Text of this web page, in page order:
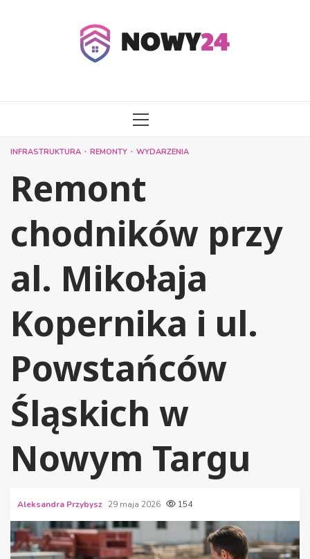
MENU
INFRASTRUKTURA REMONTY WYDARZENIA
Remont
chodników przy
al. Mikołaja
Kopernika i ul.
Powstańców
Śląskich w
Nowym Targu
Aleksandra Przybysz 29 maja 2026 154